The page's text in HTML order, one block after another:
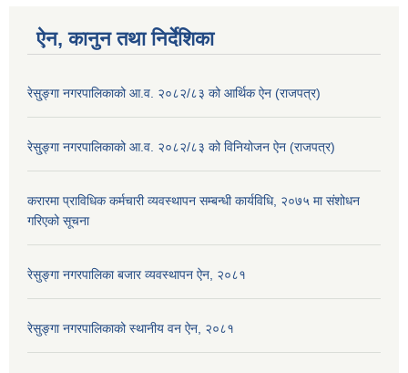
ऐन, कानुन तथा निर्देशिका
रेसु्ङ्गा नगरपालिकाको आ.व. २०८२/८३ को आर्थिक ऐन (राजपत्र)
रेसु्ङ्गा नगरपालिकाको आ.व. २०८२/८३ को विनियोजन ऐन (राजपत्र)
करारमा प्राविधिक कर्मचारी व्यवस्थापन सम्बन्धी कार्यविधि, २०७५ मा संशोधन
गरिएको सूचना
रेसुङ्गा नगरपालिका बजार व्यवस्थापन ऐन, २०८१
रेसुङ्गा नगरपालिकाको स्थानीय वन ऐन, २०८१